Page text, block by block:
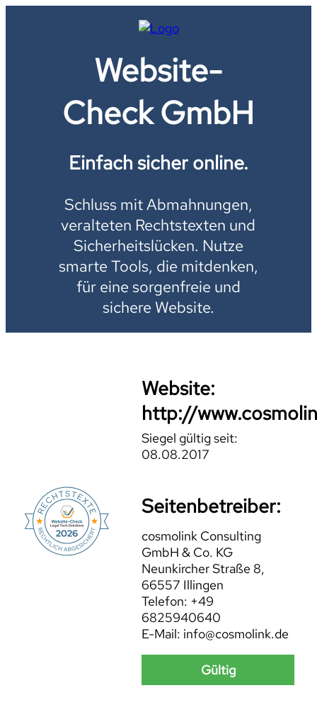
Website-
Check GmbH
Einfach sicher online.
Schluss mit Abmahnungen,
veralteten Rechtstexten und
Sicherheitslücken. Nutze
smarte Tools, die mitdenken,
für eine sorgenfreie und
sichere Website.
Website:
http://
Siegel gültig seit:
08.08.2017
Seitenbetreiber:
cosmolink Consulting
GmbH & Co. KG
Neunkircher Straße 8,
66557 Illingen
Telefon: +49
6825940640
E-Mail: info@cosmolink.de
Gültig